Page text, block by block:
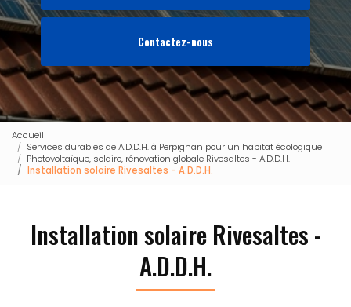
Contactez-nous
Accueil
Services durables de A.D.D.H. à Perpignan pour un habitat écologique
Photovoltaïque, solaire, rénovation globale Rivesaltes - A.D.D.H.
Installation solaire Rivesaltes - A.D.D.H.
Installation solaire Rivesaltes -
A.D.D.H.